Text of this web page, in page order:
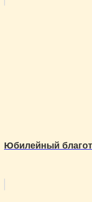
Юбилейный